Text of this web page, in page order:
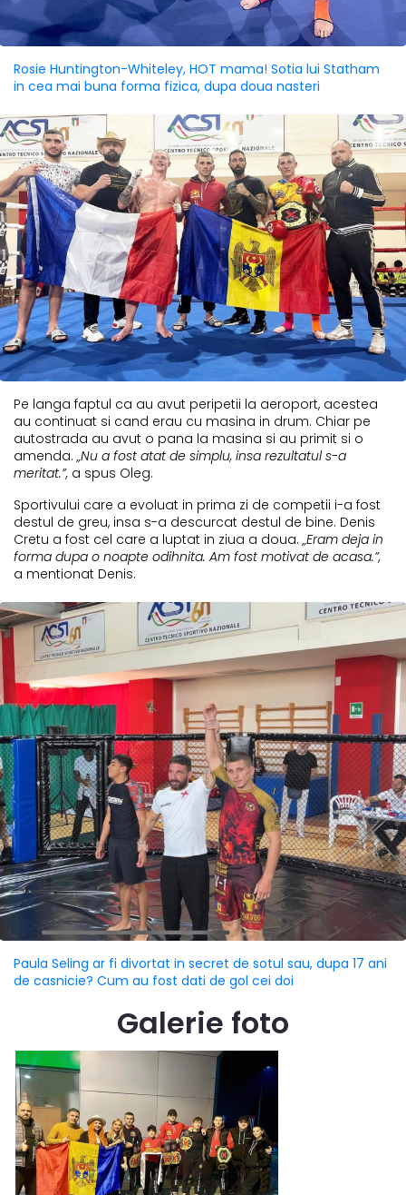
Rosie Huntington-Whiteley, HOT mama! Sotia lui Statham
in cea mai buna forma fizica, dupa doua nasteri
Pe langa faptul ca au avut peripetii la aeroport, acestea
au continuat si cand erau cu masina in drum. Chiar pe
autostrada au avut o pana la masina si au primit si o
amenda. „Nu a fost atat de simplu, insa rezultatul s-a
meritat.”, a spus Oleg.
Sportivului care a evoluat in prima zi de competii i-a fost
destul de greu, insa s-a descurcat destul de bine. Denis
Cretu a fost cel care a luptat in ziua a doua. „Eram deja in
forma dupa o noapte odihnita. Am fost motivat de acasa.”,
a mentionat Denis.
Paula Seling ar fi divortat in secret de sotul sau, dupa 17 ani
de casnicie? Cum au fost dati de gol cei doi
Galerie foto